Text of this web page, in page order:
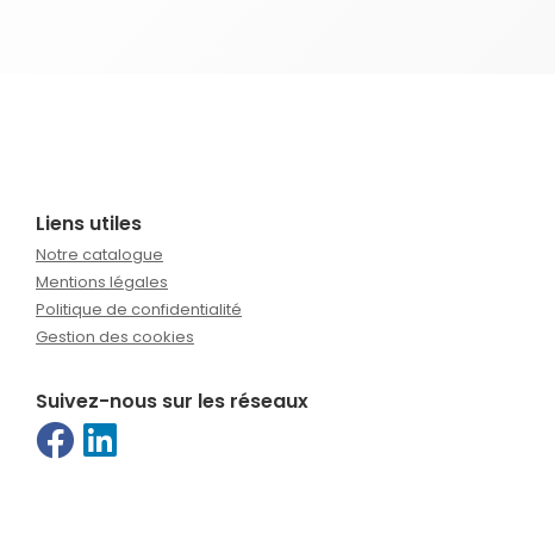
Liens utiles
Notre catalogue
Mentions légales
Politique de confidentialité
Gestion des cookies
Suivez-nous sur les réseaux